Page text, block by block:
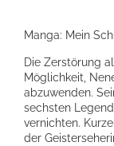
Manga: Mein
Die Zerstörung
Möglichkeit,
abzuwenden.
sechsten
vernichten.
der